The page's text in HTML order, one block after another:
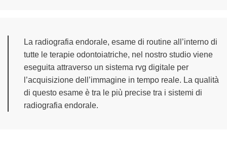
La radiografia endorale, esame di routine all’interno di
tutte le terapie odontoiatriche, nel nostro studio viene
eseguita attraverso un sistema rvg digitale per
l’acquisizione dell’immagine in tempo reale. La qualità
di questo esame è tra le più precise tra i sistemi di
radiografia endorale.